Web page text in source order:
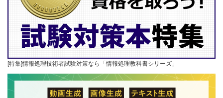
[特集]情報処理技術者試験対策なら「情報処理教科書シリーズ」